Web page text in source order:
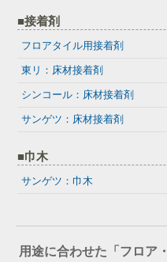
■接着剤
フロアタイル用接着剤
東リ：床材接着剤
シンコール：床材接着剤
サンゲツ：床材接着剤
■巾木
サンゲツ：巾木
用途に合わせた「フロア